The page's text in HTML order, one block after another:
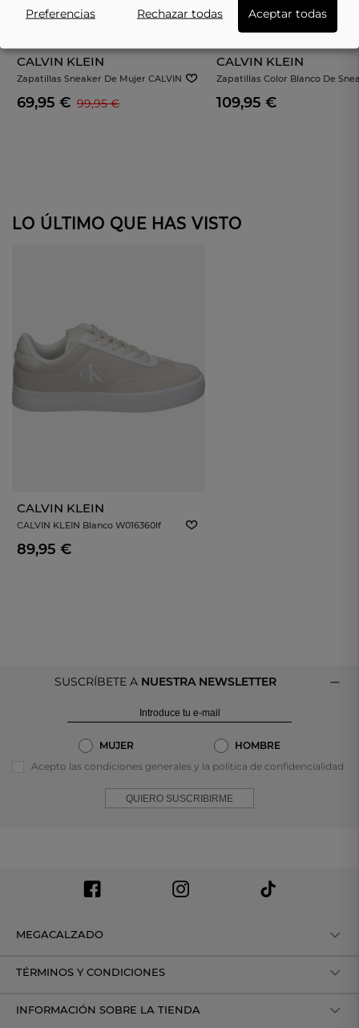
CALVIN KLEIN
Zapatillas Sneaker De Mujer CALVIN
KLEIN 14420gb Color Blanco
69,95 € 99,95 €
CALVIN KLEIN
Zapatillas Color Blanco De
CALVIN KLEIN W0161601w
109,95 €
LO ÚLTIMO QUE HAS VISTO
CALVIN KLEIN
CALVIN KLEIN Blanco W016360lf
Zapatillas Para Mujer
89,95 €
SUSCRÍBETE A NUESTRA NEWSLETTER
MUJER
HOMBRE
Acepto las condiciones generales y la política de confidencialidad
QUIERO SUSCRIBIRME
MEGACALZADO
TÉRMINOS Y CONDICIONES
INFORMACIÓN SOBRE LA TIENDA
Preferencias Rechazar todas Aceptar todas